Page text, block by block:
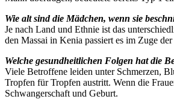
Wie alt sind die Mädchen, wenn sie
Je nach Land und Ethnie ist das
den Massai in Kenia passiert es im Zuge
Welche gesundheitlichen Folgen hat die
Viele Betroffene leiden unter Schmerzen,
Tropfen für Tropfen austritt. Wenn die
Schwangerschaft und Geburt.